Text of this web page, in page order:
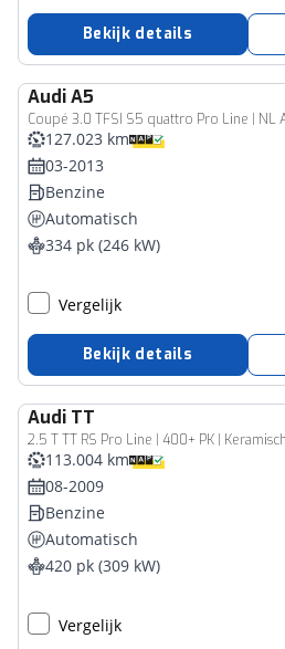
Bekijk details
AudiA5
127.023 km
03-2013
Benzine
Automatisch
334 pk (246 kW)
Vergelijk
Bekijk details
Audi TT
2.5 T TT RS Pro Line | 400+ PK |
113.004 km
08-2009
Benzine
Automatisch
420 pk (309 kW)
Vergelijk